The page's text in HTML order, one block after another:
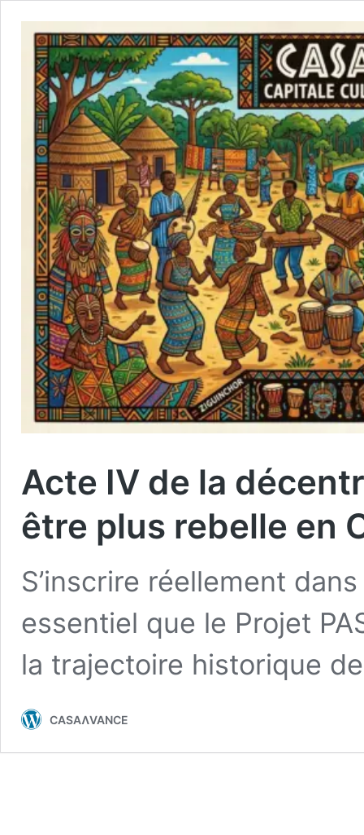
Acte IV de la
être plus rebelle en
S’inscrire réellement
essentiel que le Projet
la trajectoire historique
CASAɅVANCE